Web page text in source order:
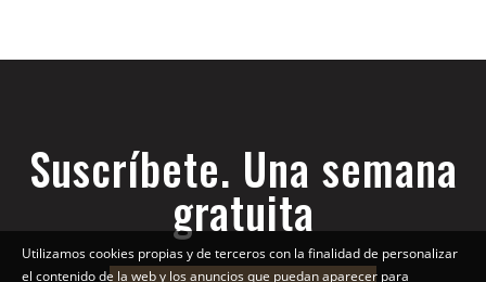
Suscríbete. Una semana
gratuita
Utilizamos cookies propias y de terceros con la finalidad de personalizar
el contenido de la web y los anuncios que puedan aparecer para